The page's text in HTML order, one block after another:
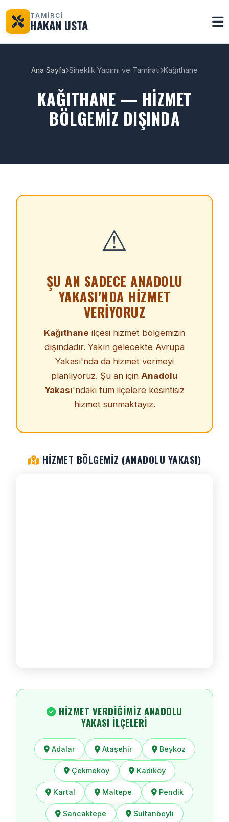
TAMİRCİ
HAKAN USTA
Ana Sayfa Sineklik Yapımı ve Tamiratı Kağıthane
KAĞITHANE — HIZMET
BÖLGEMIZ DIŞINDA
⚠️
ŞU AN SADECE ANADOLU
YAKASI'NDA HIZMET
VERIYORUZ
Kağıthane ilçesi hizmet bölgemizin
dışındadır. Yakın gelecekte Avrupa
Yakası'nda da hizmet vermeyi
planlıyoruz. Şu an için Anadolu
Yakası'ndaki tüm ilçelere kesintisiz
hizmet sunmaktayız.
HIZMET BÖLGEMIZ (ANADOLU YAKASI)
HIZMET VERDIĞIMIZ ANADOLU
YAKASI İLÇELERI
Adalar Ataşehir Beykoz
Çekmeköy Kadıköy
Kartal Maltepe Pendik
Sancaktepe Sultanbeyli